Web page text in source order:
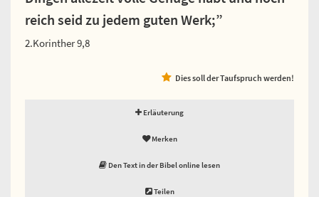
reich seid zu jedem guten Werk;”
2.Korinther 9,8
Dies soll der Taufspruch werden!
Erläuterung
Merken
Den Text in der Bibel online lesen
Teilen